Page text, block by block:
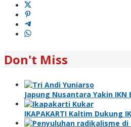
Don't Miss
Japung Nusantara Yakin
IKAPAKARTI Kaltim Dukung